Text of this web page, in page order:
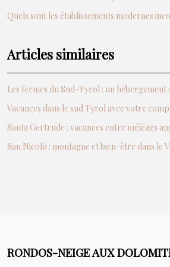
Quels sont les établissements modernes
Articles similaires
Les fermes du Sud-Tyrol : un
Vacances dans le sud Tyrol avec votre
Santa Gertrude : vacances entre mélèzes
San Nicolò : montagne et bien-être dans le
RONDOS-NEIGE AUX